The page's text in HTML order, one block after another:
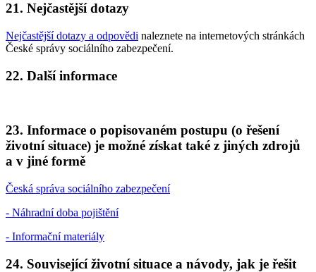
21. Nejčastější dotazy
Nejčastější dotazy a odpovědi naleznete na internetových stránkách
České správy sociálního zabezpečení.
22. Další informace
23. Informace o popisovaném postupu (o řešení
životní situace) je možné získat také z jiných zdrojů
a v jiné formě
Česká správa sociálního zabezpečení
- Náhradní doba pojištění
- Informační materiály
24. Související životní situace a návody, jak je řešit